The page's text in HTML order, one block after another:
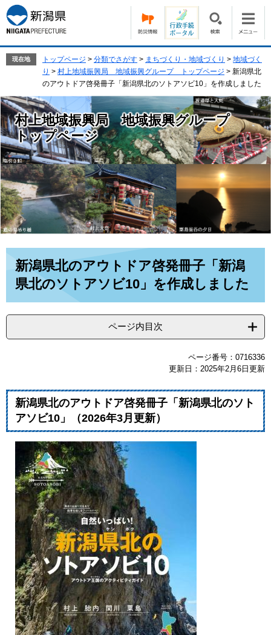
ー
ジ
の
す。
ニ
ュ
ー
し
て
本
文
へ
現在地 トップページ > 分類でさがす > まちづくり・地域づくり > 地域づく
り > 村上地域振興局 地域振興グループ トップページ > 新潟県北
のアウトドア啓発冊子「新潟県北のソトアソビ10」を作成しました
村上地域振興局 地域振興グループ
トップページ
新潟県北のアウトドア啓発冊子「新潟
県北のソトアソビ10」を作成しました
ページ内目次
ページ番号：0716336
更新日：2025年2月6日更新
新潟県北のアウトドア啓発冊子「新潟県北のソト
アソビ10」（2026年3月更新）